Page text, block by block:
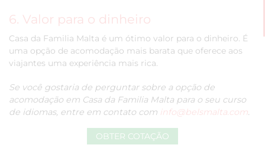
6. Valor para o dinheiro
Casa da Familia Malta é um ótimo valor para o dinheiro. É
uma opção de acomodação mais barata que oferece aos
viajantes uma experiência mais rica.
Se você gostaria de perguntar sobre a opção de
acomodação em Casa da Familia Malta para o seu curso
de idiomas, entre em contato com info@belsmalta.com.
OBTER COTAÇÃO